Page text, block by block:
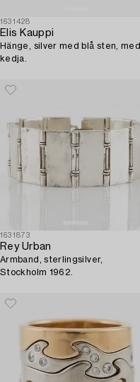
1631428
Elis Kauppi
Hänge, silver med blå sten, med
kedja.
1631873
Rey Urban
Armband, sterlingsilver,
Stockholm 1962.